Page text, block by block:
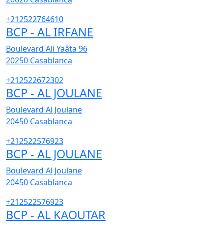
+212522764610
BCP - AL IRFANE
Boulevard Ali Yaâta 96
20250 Casablanca
+212522672302
BCP - AL JOULANE
Boulevard Al Joulane
20450 Casablanca
+212522576923
BCP - AL JOULANE
Boulevard Al Joulane
20450 Casablanca
+212522576923
BCP - AL KAOUTAR